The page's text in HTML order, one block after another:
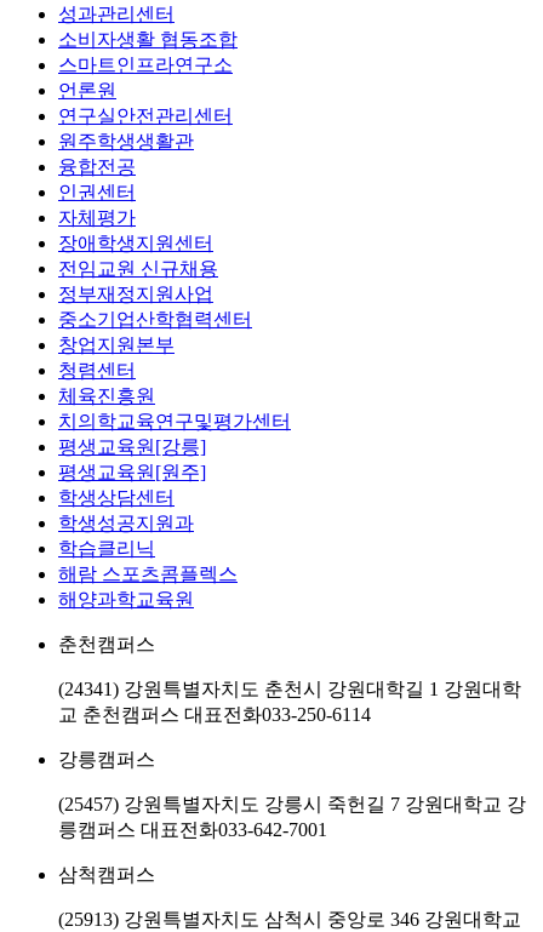
성과관리센터
소비자생활 협동조합
스마트인프라연구소
언론원
연구실안전관리센터
원주학생생활관
융합전공
인권센터
자체평가
장애학생지원센터
전임교원 신규채용
정부재정지원사업
중소기업산학협력센터
창업지원본부
청렴센터
체육진흥원
치의학교육연구및평가센터
평생교육원[강릉]
평생교육원[원주]
학생상담센터
학생성공지원과
학습클리닉
해람 스포츠콤플렉스
해양과학교육원
춘천캠퍼스
(24341) 강원특별자치도 춘천시 강원대학길 1 강원대학
교 춘천캠퍼스 대표전화033-250-6114
강릉캠퍼스
(25457) 강원특별자치도 강릉시 죽헌길 7 강원대학교 강
릉캠퍼스 대표전화033-642-7001
삼척캠퍼스
(25913) 강원특별자치도 삼척시 중앙로 346 강원대학교